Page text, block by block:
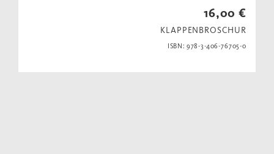
16,00 €
KLAPPENBROSCHUR
ISBN: 978-3-406-76705-0